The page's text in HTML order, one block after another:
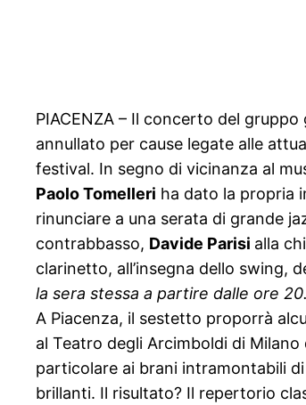
PIACENZA – Il concerto del
annullato per cause legate alle
festival. In segno di vicinanza al
Paolo Tomelleri ha dato la propria
rinunciare a una serata di grande
contrabbasso, Davide Parisi alla
clarinetto, all’insegna dello swing,
la sera stessa a partire dalle ore
A Piacenza, il sestetto proporrà
al Teatro degli Arcimboldi di
particolare ai brani intramontabili
brillanti. Il risultato? Il repertorio